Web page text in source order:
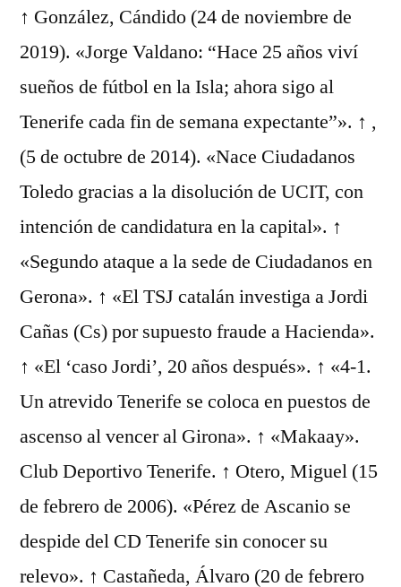
↑ González, Cándido (24 de noviembre de
2019). «Jorge Valdano: “Hace 25 años viví
sueños de fútbol en la Isla; ahora sigo al
Tenerife cada fin de semana expectante”». ↑ ,
(5 de octubre de 2014). «Nace Ciudadanos
Toledo gracias a la disolución de UCIT, con
intención de candidatura en la capital». ↑
«Segundo ataque a la sede de Ciudadanos en
Gerona». ↑ «El TSJ catalán investiga a Jordi
Cañas (Cs) por supuesto fraude a Hacienda».
↑ «El ‘caso Jordi’, 20 años después». ↑ «4-1.
Un atrevido Tenerife se coloca en puestos de
ascenso al vencer al Girona». ↑ «Makaay».
Club Deportivo Tenerife. ↑ Otero, Miguel (15
de febrero de 2006). «Pérez de Ascanio se
despide del CD Tenerife sin conocer su
relevo». ↑ Castañeda, Álvaro (20 de febrero